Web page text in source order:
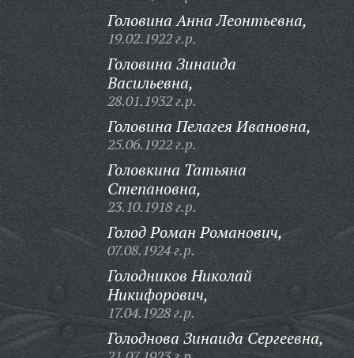
Головина Анна Леонтьевна,
19.02.1922 г.р.
Головина Зинаида
Васильевна,
28.01.1932 г.р.
Головина Пелагея Ивановна,
25.06.1922 г.р.
Головкина Татьяна
Степановна,
23.10.1918 г.р.
Голод Роман Романович,
07.08.1924 г.р.
Голодников Николай
Никифорович,
17.04.1928 г.р.
Голоднова Зинаида Сергеевна,